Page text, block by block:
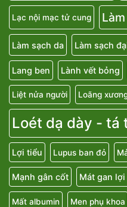
Lạc nội mạc tử cung
Làm sạch da Làm sạch
Lang ben Lành vết bỏng
Liệt nửa người Loãng
Loét dạ dày - tá
Lợi tiểu Lupus ban đỏ
Mạnh gân cốt Mát gan lợi
Mất albumin Men phụ khoa